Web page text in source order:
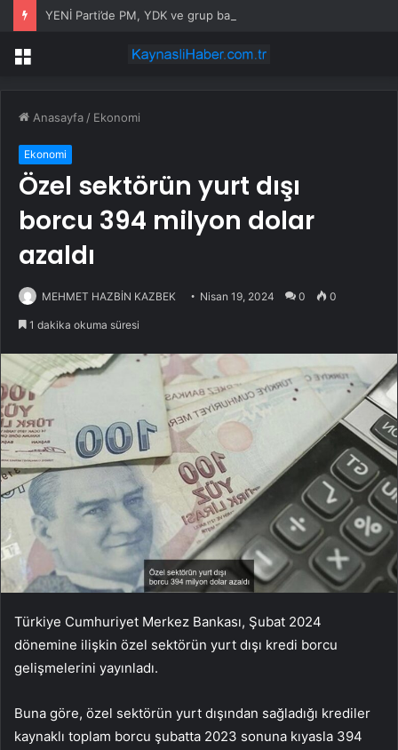
YENİ Parti’de PM, YDK ve grup başkanvekilleri belirlendi
Menü
Anasayfa / Ekonomi
Ekonomi
Özel sektörün yurt dışı
borcu 394 milyon dolar
azaldı
MEHMET HAZBİN KAZBEK Nisan 19, 2024 0 0
1 dakika okuma süresi
Türkiye Cumhuriyet Merkez Bankası, Şubat 2024
dönemine ilişkin özel sektörün yurt dışı kredi borcu
gelişmelerini yayınladı.
Buna göre, özel sektörün yurt dışından sağladığı krediler
kaynaklı toplam borcu şubatta 2023 sonuna kıyasla 394